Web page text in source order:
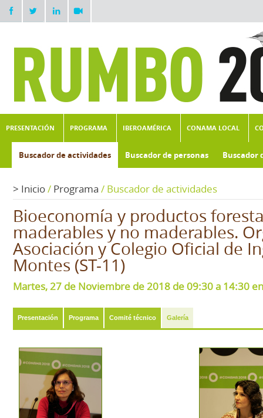
PRESENTACIÓN PROGRAMA IBEROAMÉRICA CONAMA LOCAL
Buscador de actividades Buscador de personas Buscador
> Inicio/ Programa / Buscador de actividades
Bioeconomía y productos
maderables y no maderables.
Asociación y Colegio Oficial de
Montes (ST-11)
Martes, 27 de Noviembre de 2018 de 09:30 a 14:30
Presentación Programa Comité técnico Galería